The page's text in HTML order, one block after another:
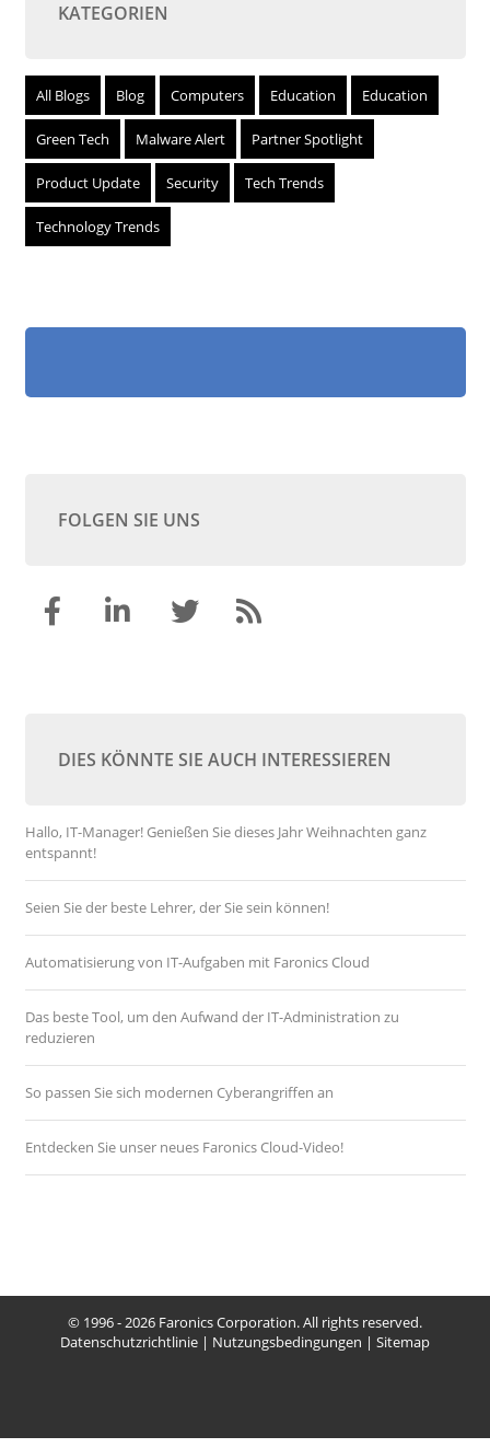
KATEGORIEN
All Blogs Blog Computers Education Education
Green Tech Malware Alert Partner Spotlight
Product Update Security Tech Trends
Technology Trends
FOLGEN SIE UNS
DIES KÖNNTE SIE AUCH INTERESSIEREN
Hallo, IT-Manager! Genießen Sie dieses Jahr Weihnachten ganz
entspannt!
Seien Sie der beste Lehrer, der Sie sein können!
Automatisierung von IT-Aufgaben mit Faronics Cloud
Das beste Tool, um den Aufwand der IT-Administration zu
reduzieren
So passen Sie sich modernen Cyberangriffen an
Entdecken Sie unser neues Faronics Cloud-Video!
© 1996 - 2026 Faronics Corporation. All rights reserved.
Datenschutzrichtlinie | Nutzungsbedingungen | Sitemap